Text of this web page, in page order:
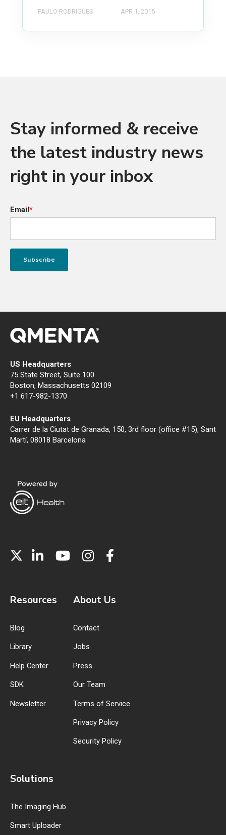
PAULO RODRIGUES APR 1, 2015
Stay informed & receive
the latest industry news
right in your inbox
Email*
US Headquarters
75 State Street, Suite 100
Boston, Massachusetts 02109
+1 617-982-1370
EU Headquarters
Carrer de la Ciutat de Granada, 150, 3rd floor (office #15), Sant
Martí, 08018 Barcelona
Resources
Blog
Library
Help Center
SDK
Newsletter
About Us
Contact
Jobs
Press
Our Team
Terms of Service
Privacy Policy
Security Policy
Solutions
The Imaging Hub
Smart Uploader